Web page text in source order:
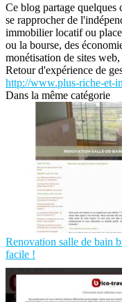
Ce blog partage quelques
se rapprocher de
immobilier locatif ou
ou la bourse, des
monétisation de sites
Retour d'expérience de
http://www.plus-riche-et-
Dans la même catégorie
Renovation salle de bain
facile !